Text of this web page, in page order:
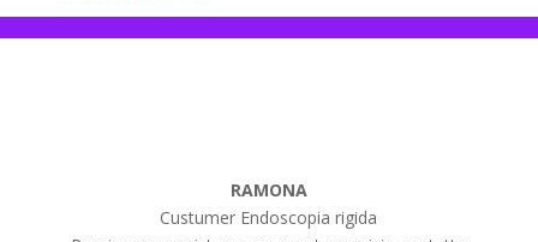
RAMONA
Custumer Endoscopia rigida